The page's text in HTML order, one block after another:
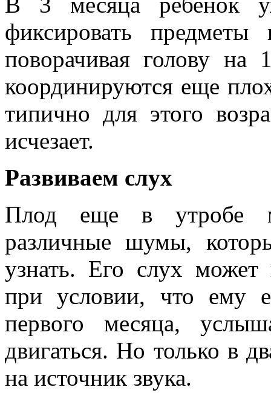
фиксировать
поворачивая голову на
координируются еще
типично для этого
исчезает.
Развиваем слух
Плод еще в утробе
различные шумы,
узнать. Его слух может
при условии, что ему
первого месяца,
двигаться. Но только в
на источник звука.